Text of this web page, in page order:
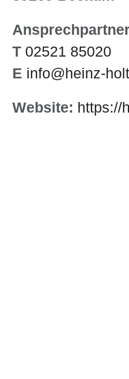
T 02521 85020
E info@heinz-
Website: https://